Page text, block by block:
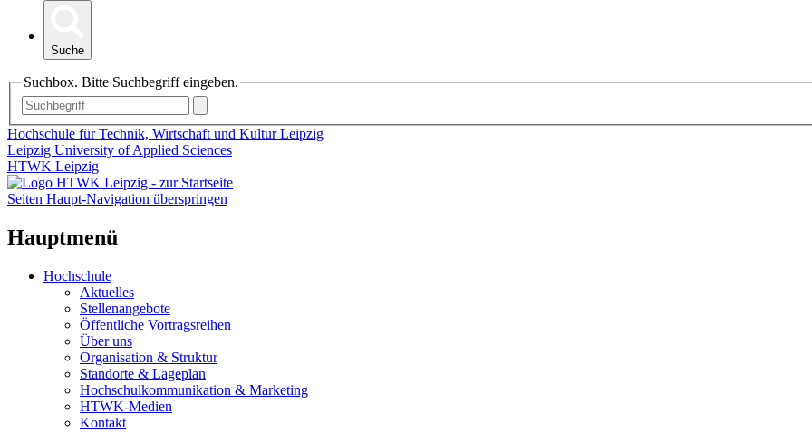
Suche
Suchbox. Bitte Suchbegriff eingeben.
Hochschule für Technik, Wirtschaft und Kultur Leipzig
Leipzig University of Applied Sciences
HTWK Leipzig
Seiten Haupt-Navigation überspringen
Hauptmenü
Hochschule
Aktuelles
Stellenangebote
Öffentliche Vortragsreihen
Über uns
Organisation & Struktur
Standorte & Lageplan
Hochschulkommunikation & Marketing
HTWK-Medien
Kontakt